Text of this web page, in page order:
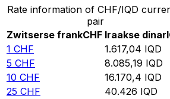
Rate information of CHF/IQD
pair
Zwitserse frankCHF Iraakse dinar
1 CHF 1.617,04 IQD
5 CHF 8.085,19 IQD
10 CHF 16.170,4 IQD
25 CHF 40.426 IQD